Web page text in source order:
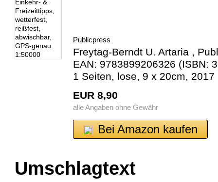
Publicpress
Freytag-Berndt U. Artaria ,
EAN: 9783899206326 (ISBN:
1 Seiten, lose, 9 x 20cm, 2017
EUR 8,90
alle Angaben ohne Gewähr
Bei Amazon kaufen
Umschlagtext